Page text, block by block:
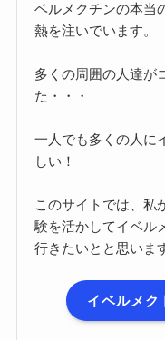
ベルメクチンの本当
熱を注いでいます。
多くの周囲の人達が
た・・・
一人でも多くの人に
しい！
このサイトでは、私
験を活かしてイベル
行きたいとと思いま
イベルメク